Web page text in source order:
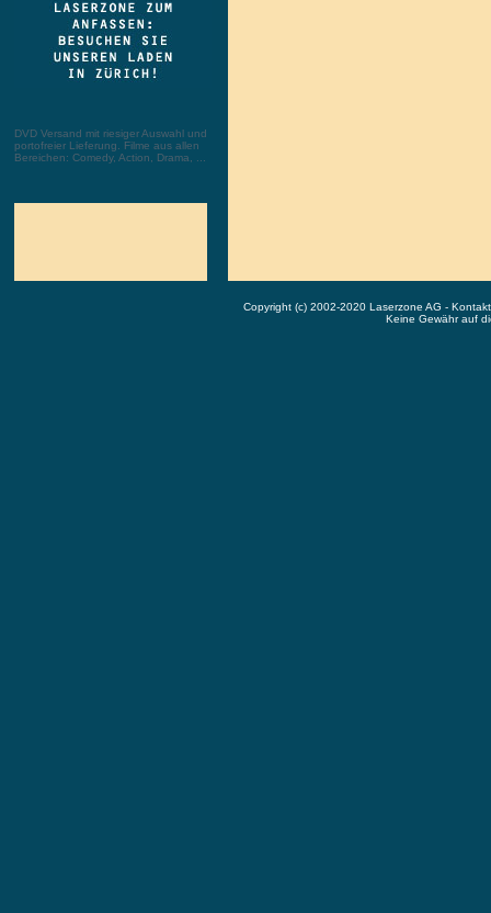
DVD Versand mit riesiger Auswahl und
portofreier Lieferung. Filme aus allen
Bereichen: Comedy, Action, Drama, ...
Copyright (c) 2002-2020 Laserzone AG -
Keine Gewähr auf